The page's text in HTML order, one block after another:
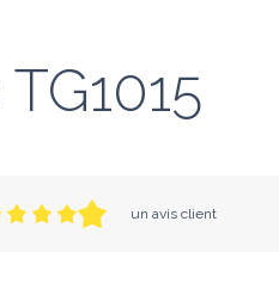
un avis client